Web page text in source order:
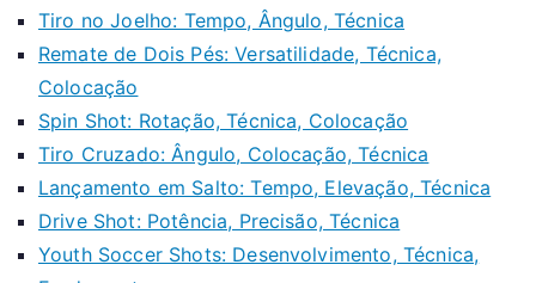
Tiro no Joelho: Tempo, Ângulo, Técnica
Remate de Dois Pés: Versatilidade, Técnica,
Colocação
Spin Shot: Rotação, Técnica, Colocação
Tiro Cruzado: Ângulo, Colocação, Técnica
Lançamento em Salto: Tempo, Elevação, Técnica
Drive Shot: Potência, Precisão, Técnica
Youth Soccer Shots: Desenvolvimento, Técnica,